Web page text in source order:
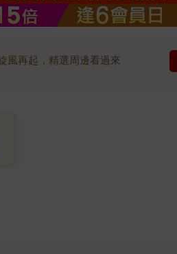
風再起，精選周邊看過來